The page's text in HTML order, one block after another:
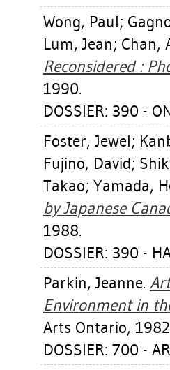
Wong, Paul;
Lum, Jean; Chan,
Reconsidered :
1990.
DOSSIER: 390 -
Foster, Jewel;
Fujino, David;
Takao; Yamada,
by Japanese
1988.
DOSSIER: 390 -
Parkin, Jeanne.
Environment in
Arts Ontario,
DOSSIER: 700 -